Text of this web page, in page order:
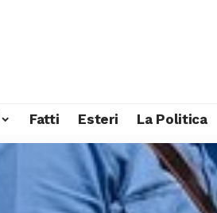
Fatti Esteri La Politica